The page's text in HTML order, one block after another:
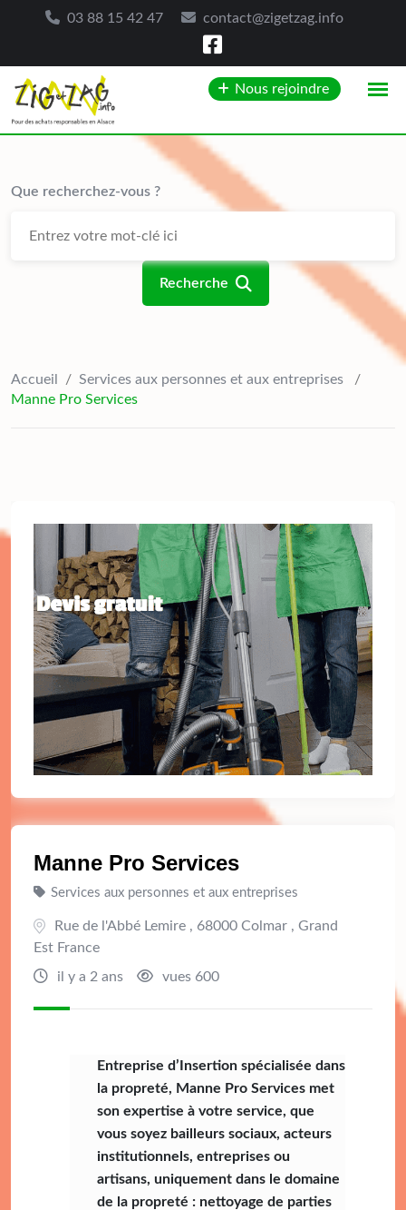
03 88 15 42 47 contact@zigetzag.info
content
Nous rejoindre
Que recherchez-vous ?
Recherche
Accueil / Services aux personnes et aux entreprises
/
Manne Pro Services
Manne Pro Services
Services aux personnes et aux entreprises
Rue de l'Abbé Lemire , 68000 Colmar , Grand
Est France
il y a 2 ans
vues 600
Entreprise d’Insertion spécialisée dans
la propreté, Manne Pro Services met
son expertise à votre service, que
vous soyez bailleurs sociaux, acteurs
institutionnels, entreprises ou
artisans, uniquement dans le domaine
de la propreté : nettoyage de parties